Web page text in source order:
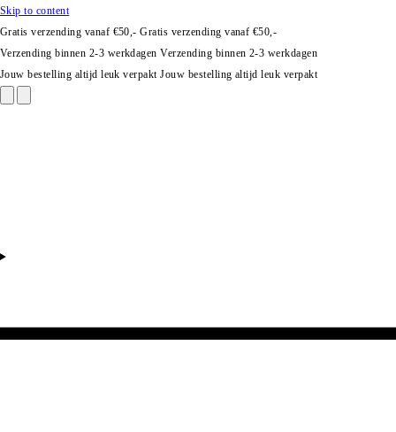
Skip to content
Gratis verzending vanaf €50,- Gratis verzending vanaf €50,-
Verzending binnen 2-3 werkdagen Verzending binnen 2-3 werkdagen
Jouw bestelling altijd leuk verpakt Jouw bestelling altijd leuk verpakt